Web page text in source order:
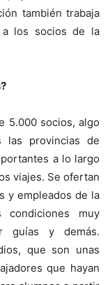
también trabaja
los socios de la
5.000 socios, algo
las provincias de
a lo largo
viajes. Se ofertan
y empleados de la
condiciones muy
guías y demás.
que son unas
que hayan